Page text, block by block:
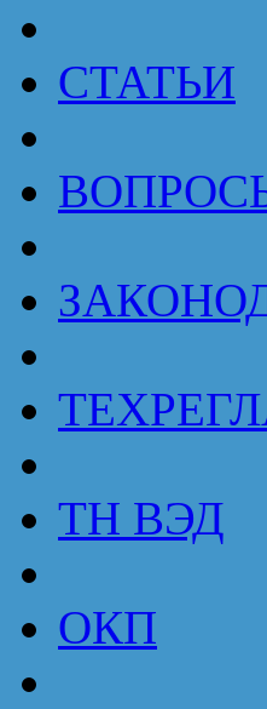
СТАТЬИ
ТН ВЭД
ОКП